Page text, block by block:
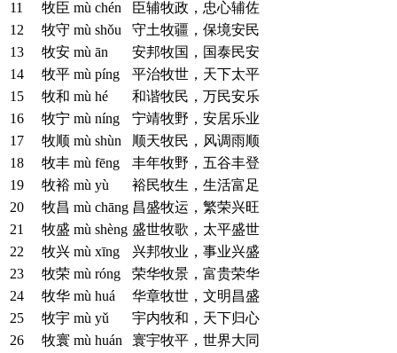
11
牧臣 mù chén
臣辅牧政，忠心辅佐
12
牧守 mù shǒu
守土牧疆，保境安民
13
牧安 mù ān
安邦牧国，国泰民安
14
牧平 mù píng
平治牧世，天下太平
15
牧和 mù hé
和谐牧民，万民安乐
16
牧宁 mù níng
宁靖牧野，安居乐业
17
牧顺 mù shùn
顺天牧民，风调雨顺
18
牧丰 mù fēng
丰年牧野，五谷丰登
19
牧裕 mù yù
裕民牧生，生活富足
20
牧昌 mù chāng 昌盛牧运，繁荣兴旺
21
牧盛 mù shèng 盛世牧歌，太平盛世
22
牧兴 mù xīng
兴邦牧业，事业兴盛
23
牧荣 mù róng
荣华牧景，富贵荣华
24
牧华 mù huá
华章牧世，文明昌盛
25
牧宇 mù yǔ
宇内牧和，天下归心
26
牧寰 mù huán
寰宇牧平，世界大同